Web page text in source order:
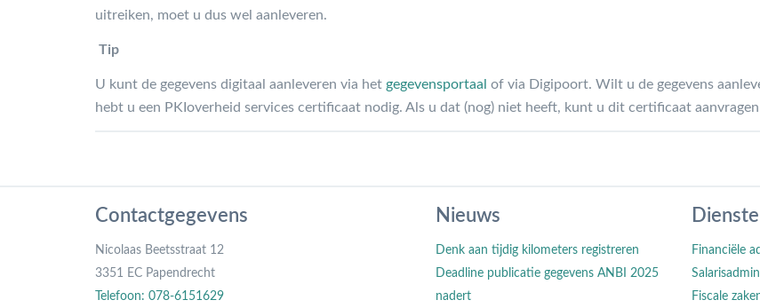
uitreiken, moet u dus wel aanleveren.
Tip
U kunt de gegevens digitaal aanleveren via het gegevensportaal of via Digipoort. Wilt u de gegevens
hebt u een PKIoverheid services certificaat nodig. Als u dat (nog) niet heeft, kunt u dit certificaat
Contactgegevens
Nicolaas Beetsstraat 12
3351 EC Papendrecht
Telefoon: 078-6151629
Nieuws
Denk aan tijdig kilometers registreren
Deadline publicatie gegevens ANBI 2025
nadert
Financiële
Fiscale